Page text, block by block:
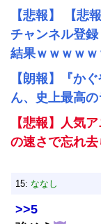
【悲報】 【悲
チャンネル登
結果ｗｗｗｗｗ
【朗報】『か
ん、史上最高
【悲報】人気
の速さで忘れ
15: ななし
>>5